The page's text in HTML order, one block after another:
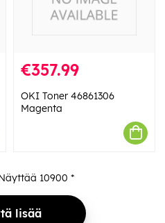
€357.99
OKI Toner 46861306
Magenta
10900 *
lisää